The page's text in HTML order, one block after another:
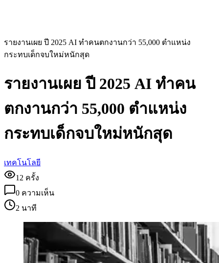
รายงานเผย ปี 2025 AI ทำคนตกงานกว่า 55,000 ตำแหน่ง
กระทบเด็กจบใหม่หนักสุด
รายงานเผย ปี 2025 AI ทำคน
ตกงานกว่า 55,000 ตำแหน่ง
กระทบเด็กจบใหม่หนักสุด
เทคโนโลยี
12 ครั้ง
0 ความเห็น
2 นาที